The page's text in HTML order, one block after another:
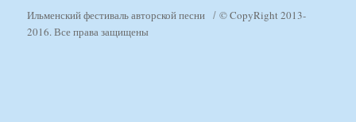
Ильменский фестиваль авторской песни
© CopyRight 2013-
2016. Все права защищены